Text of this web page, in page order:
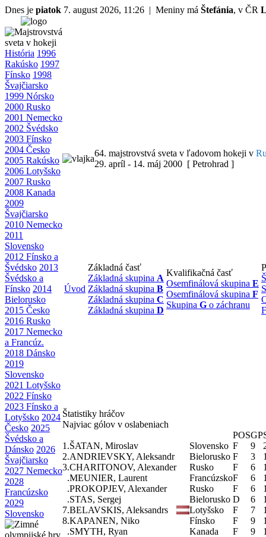
Dnes je piatok 7. august 2026, 11:26 | Meniny má Štefánia, v ČR
História 1996
Rakúsko 1997
Fínsko 1998
Švajčiarsko
1999 Nórsko
2000 Rusko
2001 Nemecko
2002 Švédsko
2003 Fínsko
2004 Česko
2005 Rakúsko
2006 Lotyšsko
2007 Rusko
2008 Kanada
2009
Švajčiarsko
2010 Nemecko
2011
Slovensko
2012 Fínsko a
Švédsko 2013
Švédsko a
Fínsko 2014
Bielorusko
2015 Česko
2016 Rusko
2017 Nemecko
a Francúz.
2018 Dánsko
2019
Slovensko
2021 Lotyšsko
2022 Fínsko
2023 Fínsko a
Lotyšsko 2024
Česko 2025
Švédsko a
Dánsko 2026
Švajčiarsko
2027 Nemecko
2028
Francúzsko
2029
Slovensko
64. majstrovstvá sveta v ľadovom hokeji v
29. apríl - 14. máj 2000 [ Petrohrad ]
Úvod
Základná časť
Základná skupina A
Základná skupina B
Základná skupina C
Základná skupina D
Kvalifikačná časť
Osemfinálová skupina E
Osemfinálová skupina F
Skupina G o záchranu
Štatistiky hráčov
Najviac gólov v oslabeniach
POSGP
1.ŠATAN, Miroslav Slovensko F 9
2.ANDRIEVSKY, Aleksandr Bielorusko F 3
3.CHARITONOV, Alexander Rusko F 6
.MEUNIER, Laurent FrancúzskoF 6
.PROKOPJEV, Alexander Rusko F 6
.STAS, Sergej Bielorusko D 6
7.BELAVSKIS, Aleksandrs Lotyšsko F 7
8.KAPANEN, Niko Fínsko F 9
.SMYTH, Ryan Kanada F 9